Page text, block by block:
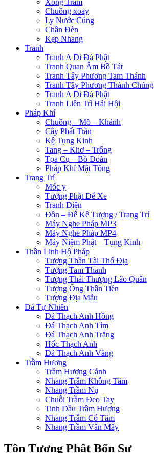
Chuông xoay
Ly Nước Cúng
Chân Đèn
Kẹp Nhang
Tranh
Tranh A Di Đà Phật
Tranh Quan Âm Bồ Tát
Tranh Tây Phương Tam Thánh
Tranh Tây Phương Thánh Chúng
Tranh A Di Đà Phật
Tranh Liên Trì Hải Hội
Pháp Khí
Chuông – Mõ – Khánh
Cây Phất Trần
Kệ Tụng Kinh
Tang – Khơ – Trống
Tọa Cụ – Bồ Đoàn
Pháp Khí Mật Tông
Trang Trí
Móc y
Tượng Phật Để Xe
Tranh Điện
Đôn – Đế Kê Tượng / Trang Trí
Máy Nghe Pháp MP3
Máy Nghe Pháp MP4
Máy Niệm Phật – Tụng Kinh
Thần Linh Hộ Pháp
Tượng Thần Tài Thổ Địa
Tượng Tam Thanh
Tượng Thái Thượng Lão Quân
Tượng Ông Thần Tiền
Tượng Địa Mẫu
Đá Tự Nhiên
Đá Thạch Anh Hồng
Đá Thạch Anh Tím
Đá Thạch Anh Trắng
Hốc Thạch Anh
Đá Thạch Anh Vàng
Trầm Hương
Trầm Hương Cảnh
Nhang Trầm Không Tăm
Nhang Trầm Nụ
Chuỗi Trầm Đeo Tay
Tinh Dầu Trầm Hương
Nhang Trầm Có Tăm
Nhang Trầm Vân Mây
Tôn Tượng Phật Bổn Sư